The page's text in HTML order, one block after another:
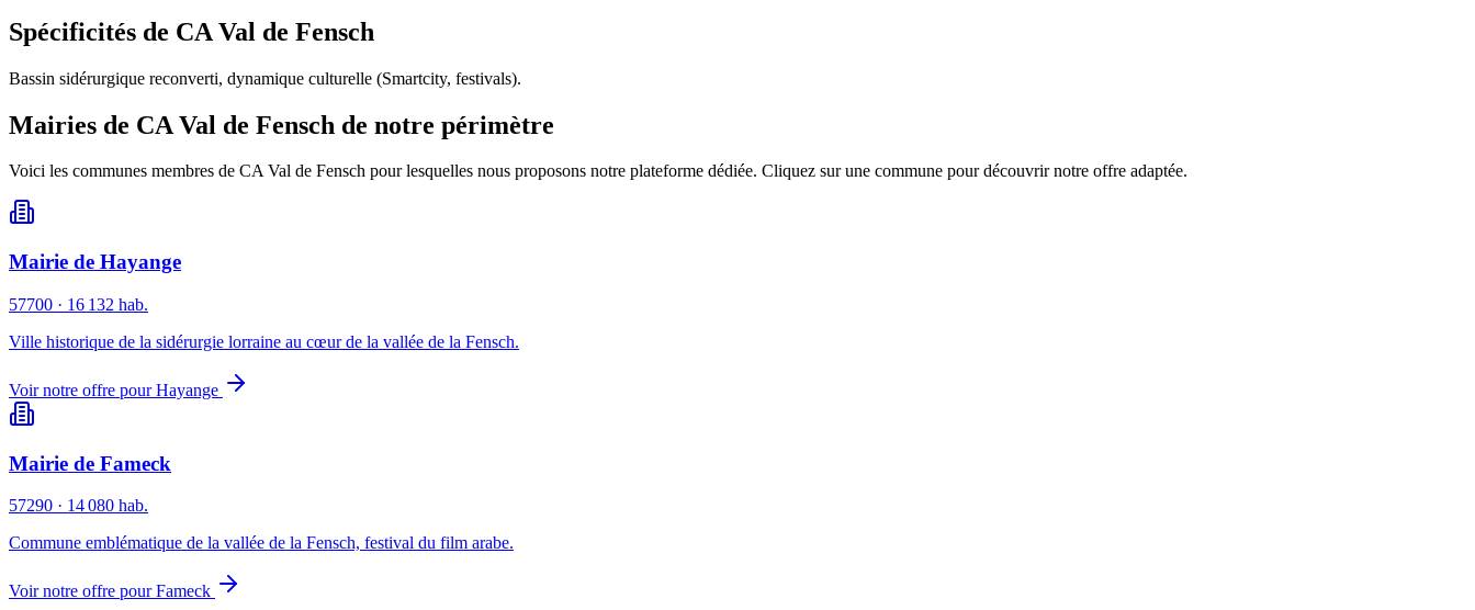
Spécificités de CA Val de Fensch
Bassin sidérurgique reconverti, dynamique culturelle (Smartcity, festivals).
Mairies de CA Val de Fensch de notre périmètre
Voici les communes membres de CA Val de Fensch pour lesquelles nous proposons notre plateforme dédiée. Cliquez sur une commune pour découvrir notre offre adaptée.
Mairie de Hayange
57700 · 16 132 hab.
Ville historique de la sidérurgie lorraine au cœur de la vallée de la Fensch.
Voir notre offre pourHayange
Mairie de Fameck
57290 · 14 080 hab.
Commune emblématique de la vallée de la Fensch, festival du film arabe.
Voir notre offre pourFameck